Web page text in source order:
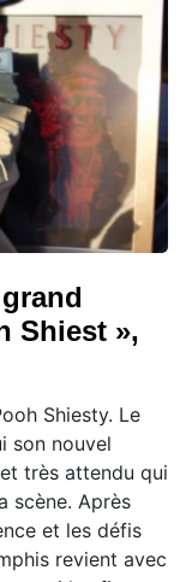
Shiest »,
Shiesty. Le
son nouvel
très attendu qui
scène. Après
et les défis
revient avec